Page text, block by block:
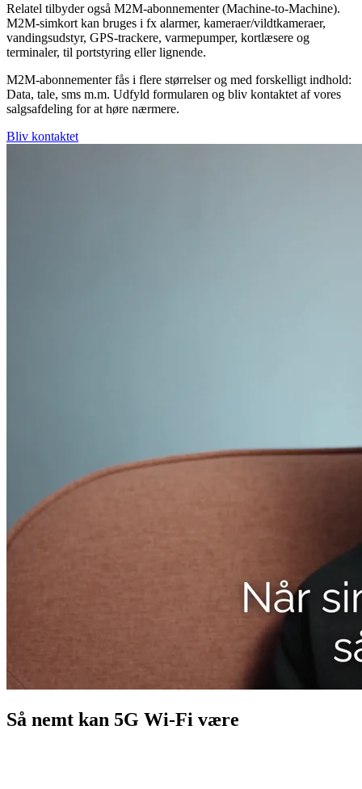
Relatel tilbyder også M2M-abonnementer (Machine-to-Machine).
M2M-simkort kan bruges i fx alarmer, kameraer/vildtkameraer,
vandingsudstyr, GPS-trackere, varmepumper, kortlæsere og
terminaler, til portstyring eller lignende.
M2M-abonnementer fås i flere størrelser og med forskelligt indhold:
Data, tale, sms m.m. Udfyld formularen og bliv kontaktet af vores
salgsafdeling for at høre nærmere.
Bliv kontaktet
Så nemt kan 5G Wi-Fi være